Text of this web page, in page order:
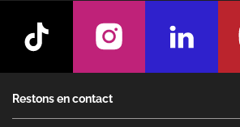
Restons en contact